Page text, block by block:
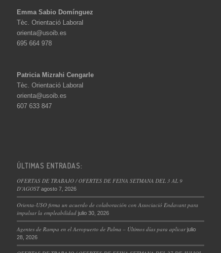
Emma Sabio Domínguez
Tèc. Orientació Laboral
orienta@usoib.es
695 664 978
Patricia Mizrahi Cengarle
Tèc. Orientació Laboral
orienta@usoib.es
607 633 847
ÚLTIMAS ENTRADAS:
OFERTAS DE TRABAJO / OFERTES DE FEINA SETMANA DEL 3 AL 9
D’AGOST agosto 7, 2026
Orienta-USO firma un acuerdo de colaboración con Associació Endavant para
impulsar la empleabilidad julio 30, 2026
Agentes de Rampa en el Aeropuerto de Palma – Últimos días para aplicar julio
28, 2026